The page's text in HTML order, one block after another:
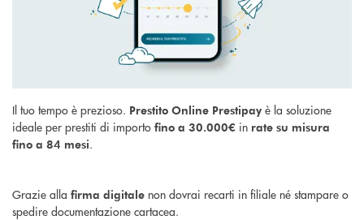
Il tuo tempo è prezioso. Prestito Online Prestipay è la soluzione
ideale per prestiti di importo fino a 30.000€ in rate su misura
fino a 84 mesi.
Grazie alla firma digitale non dovrai recarti in filiale né stampare o
spedire documentazione cartacea.